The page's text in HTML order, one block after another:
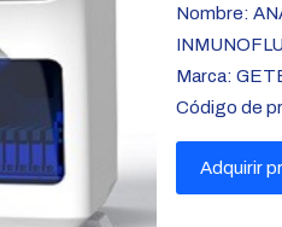
Nombre:
Marca:
Código de
Adquirir